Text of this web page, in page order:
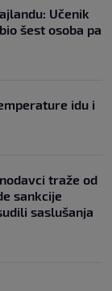
Učenik
šest osoba pa
idu i
traže od
sankcije
saslušanja